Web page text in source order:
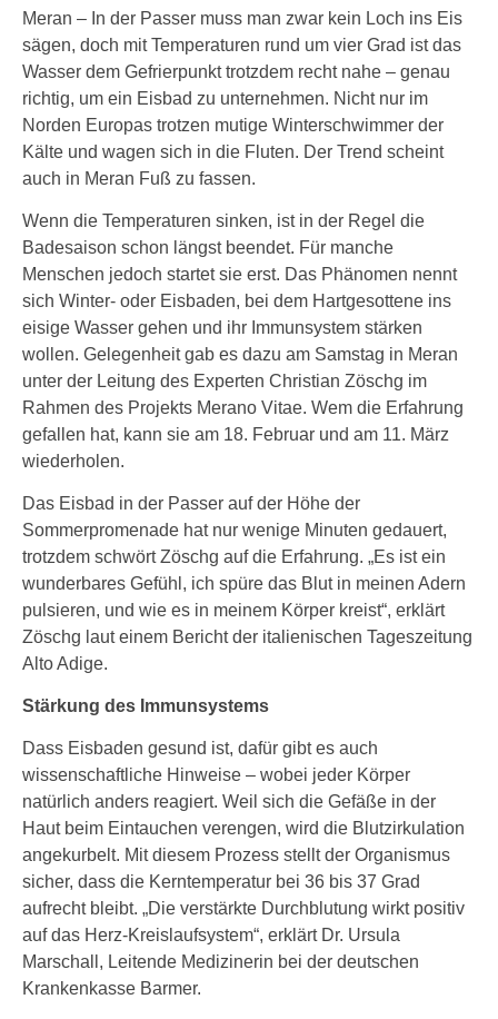
Meran – In der Passer muss man zwar kein Loch ins Eis
sägen, doch mit Temperaturen rund um vier Grad ist das
Wasser dem Gefrierpunkt trotzdem recht nahe – genau
richtig, um ein Eisbad zu unternehmen. Nicht nur im
Norden Europas trotzen mutige Winterschwimmer der
Kälte und wagen sich in die Fluten. Der Trend scheint
auch in Meran Fuß zu fassen.
Wenn die Temperaturen sinken, ist in der Regel die
Badesaison schon längst beendet. Für manche
Menschen jedoch startet sie erst. Das Phänomen nennt
sich Winter- oder Eisbaden, bei dem Hartgesottene ins
eisige Wasser gehen und ihr Immunsystem stärken
wollen. Gelegenheit gab es dazu am Samstag in Meran
unter der Leitung des Experten Christian Zöschg im
Rahmen des Projekts Merano Vitae. Wem die Erfahrung
gefallen hat, kann sie am 18. Februar und am 11. März
wiederholen.
Das Eisbad in der Passer auf der Höhe der
Sommerpromenade hat nur wenige Minuten gedauert,
trotzdem schwört Zöschg auf die Erfahrung. „Es ist ein
wunderbares Gefühl, ich spüre das Blut in meinen Adern
pulsieren, und wie es in meinem Körper kreist“, erklärt
Zöschg laut einem Bericht der italienischen Tageszeitung
Alto Adige.
Stärkung des Immunsystems
Dass Eisbaden gesund ist, dafür gibt es auch
wissenschaftliche Hinweise – wobei jeder Körper
natürlich anders reagiert. Weil sich die Gefäße in der
Haut beim Eintauchen verengen, wird die Blutzirkulation
angekurbelt. Mit diesem Prozess stellt der Organismus
sicher, dass die Kerntemperatur bei 36 bis 37 Grad
aufrecht bleibt. „Die verstärkte Durchblutung wirkt positiv
auf das Herz-Kreislaufsystem“, erklärt Dr. Ursula
Marschall, Leitende Medizinerin bei der deutschen
Krankenkasse Barmer.